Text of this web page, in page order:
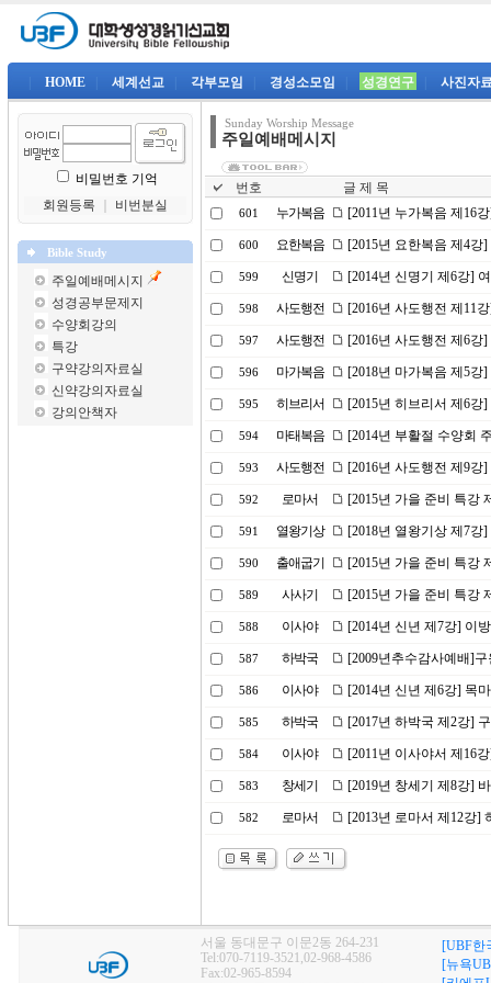
HOME 세계선교 각부모임 경성소모임 성경연구 사진자
비밀번호 기억
회원등록
비번분실
Bible Study
주일예배메시지
성경공부문제지
수양회강의
특강
구약강의자료실
신약강의자료실
강의안책자
Sunday Worship Message
주일예배메시지
번호 글 제 목
601 누가복음 [2011년 누가복음 제16
600 요한복음 [2015년 요한복음 제4강
599 신명기 [2014년 신명기 제6강]
598 사도행전 [2016년 사도행전 제11
597 사도행전 [2016년 사도행전 제6
596 마가복음 [2018년 마가복음 제5강
595 히브리서 [2015년 히브리서 제6강
594 마태복음 [2014년 부활절 수양회
593 사도행전 [2016년 사도행전 제9강
592 로마서 [2015년 가을 준비 특강
591 열왕기상 [2018년 열왕기상 제7강
590 출애굽기 [2015년 가을 준비 특강
589 사사기 [2015년 가을 준비 특강
588 이사야 [2014년 신년 제7강] 이
587 하박국 [2009년추수감사예배]
586 이사야 [2014년 신년 제6강] 목
585 하박국 [2017년 하박국 제2강]
584 이사야 [2011년 이사야서 제16
583 창세기 [2019년 창세기 제8강]
582 로마서 [2013년 로마서 제12강]
서울 동대문구 이문2동 264-231
Tel:070-7119-3521,02-968-4586
Fax:02-965-8594
[UBF한
[뉴욕